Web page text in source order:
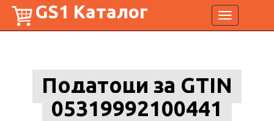
Toggle
navigation
GS1 Каталог
Податоци за GTIN
05319992100441